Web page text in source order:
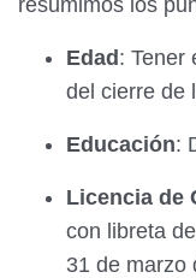
Edad: Tener
del cierre de
Educación:
Licencia de
con libreta
31 de marzo